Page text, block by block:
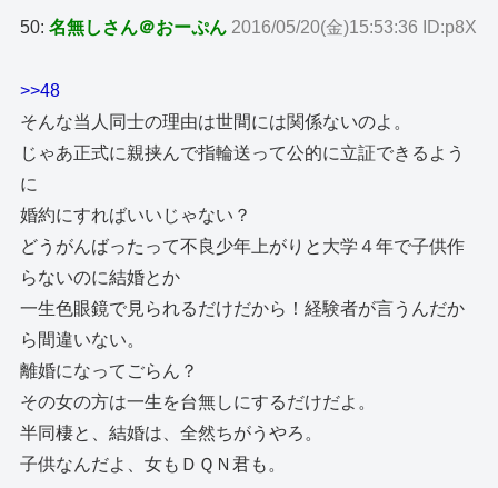
50:名無しさん＠おーぷん 2016/05/20(金)15:53:36 ID:p8X
>>48
そんな当人同士の理由は世間には関係ないのよ。
じゃあ正式に親挟んで指輪送って公的に立証できるよう
に
婚約にすればいいじゃない？
どうがんばったって不良少年上がりと大学４年で子供作
らないのに結婚とか
一生色眼鏡で見られるだけだから！経験者が言うんだか
ら間違いない。
離婚になってごらん？
その女の方は一生を台無しにするだけだよ。
半同棲と、結婚は、全然ちがうやろ。
子供なんだよ、女もＤＱＮ君も。